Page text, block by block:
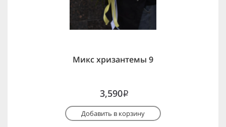
Микс хризантемы 9
3,590i
Добавить в корзину